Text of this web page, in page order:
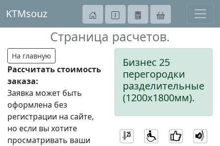
KTMsouz
Страница расчетов.
На главную
Рассчитать стоимость
заказа:
Заявка может быть
оформлена без
регистрации на сайте,
но если вы хотите
просматривать ваши
Бизнес 25
перегородки
разделительные
(1200х1800мм).